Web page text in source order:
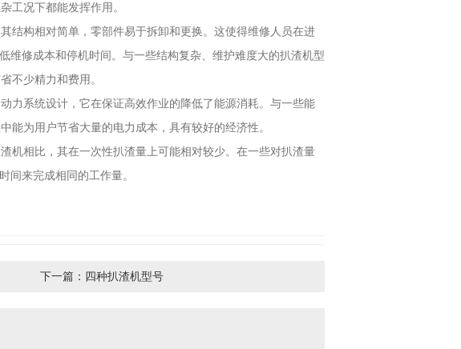
工况下都能发挥作用。
结构相对简单，零部件易于拆卸和更换。这使得维修人员在进
维修成本和停机时间。与一些结构复杂、维护难度大的扒渣机型
不少精力和费用。
力系统设计，它在保证高效作业的降低了能源消耗。与一些能
能为用户节省大量的电力成本，具有较好的经济性。
机相比，其在一次性扒渣量上可能相对较少。在一些对扒渣量
间来完成相同的工作量。
下一篇： 四种扒渣机型号